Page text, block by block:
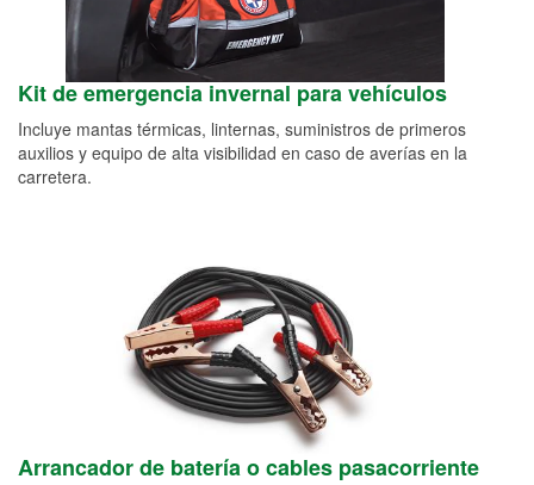
Kit de emergencia invernal para vehículos
Incluye mantas térmicas, linternas, suministros de primeros
auxilios y equipo de alta visibilidad en caso de averías en la
carretera.
Arrancador de batería o cables pasacorriente